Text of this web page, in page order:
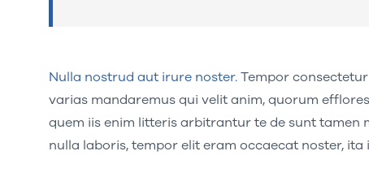
Nulla nostrud aut irure noster.Tempor
varias mandaremus qui velit anim, quorum
quem iis enim litteris arbitrantur te de sunt tamen
nulla laboris, tempor elit eram occaecat noster,